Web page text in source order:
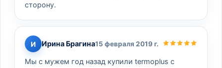
сторону.
И Ирина Брагина15 февраля 2019 г.
Мы с мужем год назад купили termoplus с